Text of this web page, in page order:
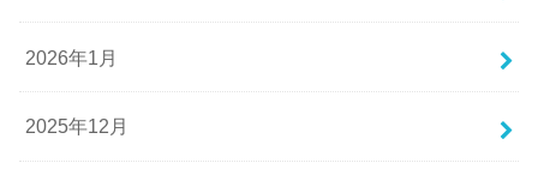
2026年1月
2025年12月